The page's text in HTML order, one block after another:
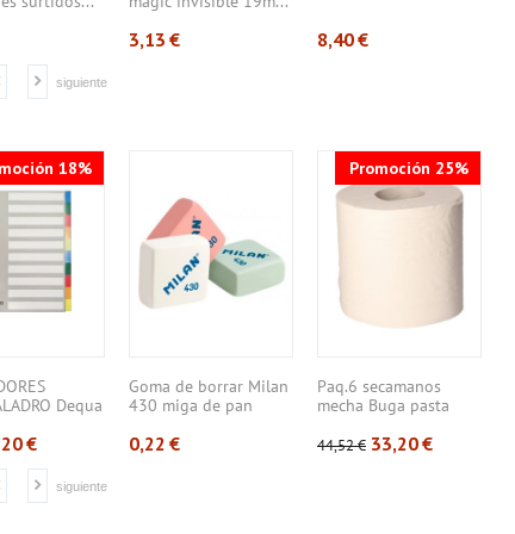
3,13 € 8,40€
siguiente
18%
Dequa
€
Goma de borrar Milan
430 miga de pan
0,22 €
Promoción 25%
Paq.6 secamanos
mecha Buga pasta
44,52€ 33,20€
siguiente